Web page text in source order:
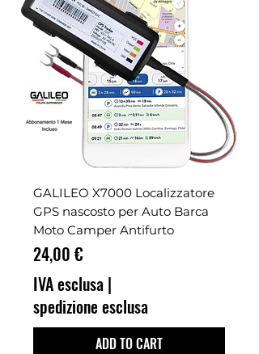
GALILEO X7000 Localizzatore
GPS nascosto per Auto Barca
Moto Camper Antifurto
Prezzo
24,00 €
IVA esclusa |
spedizione esclusa
ADD TO CART